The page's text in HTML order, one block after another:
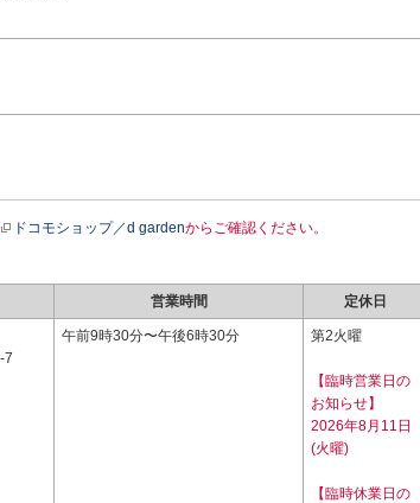
ドコモショップ／d gardenからご確認ください。
営業時間 定休日
7
午前9時30分〜午後6時30分 第2火曜
【臨時営業日の
お知らせ】
2026年8月11日
(火曜)
【臨時休業日の